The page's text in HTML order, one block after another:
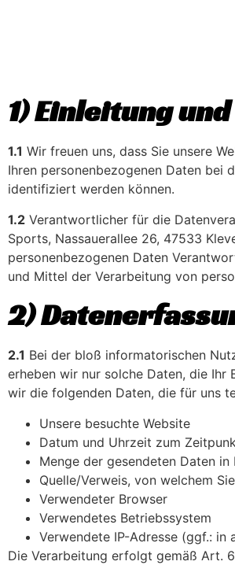
1) Einleitung
1.1 Wir freuen uns, dass Sie unsere
Ihren personenbezogenen Daten bei
identifiziert werden können.
1.2 Verantwortlicher für die
Sports, Nassauerallee 26, 47533
personenbezogenen Daten
und Mittel der Verarbeitung von
2)
2.1 Bei der bloß informatorischen
erheben wir nur solche Daten, die Ihr
wir die folgenden Daten, die für uns
Unsere besuchte Website
Datum und Uhrzeit zum
Menge der gesendeten Daten in
Quelle/Verweis, von welchem
Verwendeter Browser
Verwendetes Betriebssystem
Verwendete IP-Adresse (ggf.: in
Die Verarbeitung erfolgt gemäß Art.